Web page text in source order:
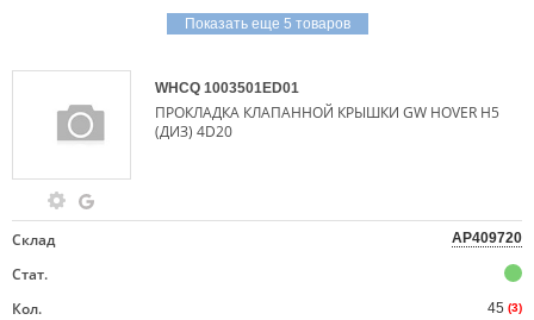
Показать еще 5 товаров
WHCQ 1003501ED01
ПРОКЛАДКА КЛАПАННОЙ КРЫШКИ GW HOVER H5
(ДИЗ) 4D20
Склад AP409720
Стат.
Кол.
45 (3)